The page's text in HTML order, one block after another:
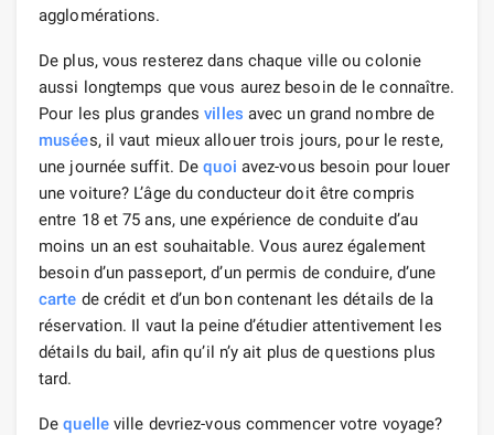
agglomérations.
De plus, vous resterez dans chaque ville ou colonie
aussi longtemps que vous aurez besoin de le connaître.
Pour les plus grandesvilles avec un grand nombre de
musées, il vaut mieux allouer trois jours, pour le reste,
une journée suffit. Dequoi avez-vous besoin pour louer
une voiture? L’âge du conducteur doit être compris
entre 18 et 75 ans, une expérience de conduite d’au
moins un an est souhaitable. Vous aurez également
besoin d’un passeport, d’un permis de conduire, d’une
carte de crédit et d’un bon contenant les détails de la
réservation. Il vaut la peine d’étudier attentivement les
détails du bail, afin qu’il n’y ait plus de questions plus
tard.
Dequelleville devriez-vous commencer votre voyage?